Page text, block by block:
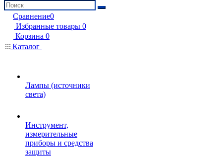
Сравнение0
Избранные товары 0
Корзина 0
Каталог
Лампы (источники
света)
Инструмент,
измерительные
приборы и средства
защиты